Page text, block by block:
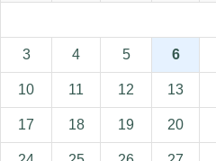
3 4 5 6
10 11 12 13
17 18 19 20